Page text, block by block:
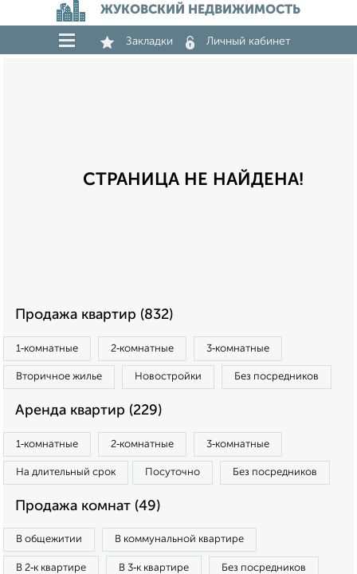
ЖУКОВСКИЙ НЕДВИЖИМОСТЬ
Закладки Личный кабинет
СТРАНИЦА НЕ НАЙДЕНА!
Продажа квартир (832)
1‑комнатные 2‑комнатные 3‑комнатные
Вторичное жилье Новостройки Без посредников
Аренда квартир (229)
1‑комнатные 2‑комнатные 3‑комнатные
На длительный срок Посуточно Без посредников
Продажа комнат (49)
В общежитии В коммунальной квартире
В 2‑к квартире В 3‑к квартире Без посредников